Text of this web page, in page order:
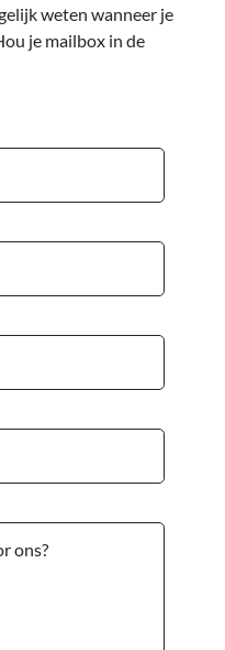
weten wanneer je
je mailbox in de